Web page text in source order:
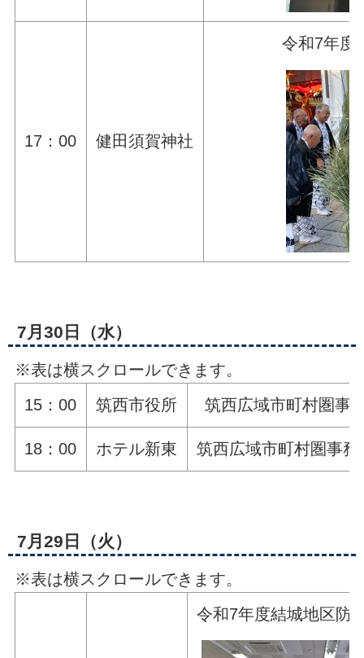
17：00 健田須賀神社
令和7年度
7月30日（水）
※表は横スクロールできます。
15：00
筑西市役所 筑西広域市町村圏事
18：00 ホテル新東 筑西広域市町村圏事
7月29日（火）
※表は横スクロールできます。
令和7年度結城地区防